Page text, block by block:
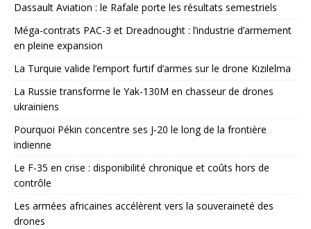
Dassault Aviation : le Rafale porte les résultats semestriels
Méga-contrats PAC-3 et Dreadnought : l’industrie d’armement
en pleine expansion
La Turquie valide l’emport furtif d’armes sur le drone Kızılelma
La Russie transforme le Yak-130M en chasseur de drones
ukrainiens
Pourquoi Pékin concentre ses J-20 le long de la frontière
indienne
Le F-35 en crise : disponibilité chronique et coûts hors de
contrôle
Les armées africaines accélèrent vers la souveraineté des
drones